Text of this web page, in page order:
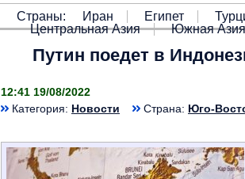
Страны: Иран Египет
Центральная Азия
Южная Азия
Путин поедет в
12:41 19/08/2022
Категория: Новости Страна: Юго-